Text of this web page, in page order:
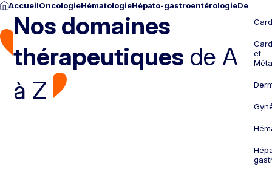
AccueilOncologieHématologieHépato-gastroentérologie
Nos domaines
thérapeutiques de A
à Z
et